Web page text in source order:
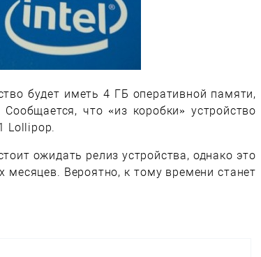
будет иметь 4 ГБ оперативной памяти,
что «из коробки» устройство
Lollipop.
ожидать релиз устройства, однако это
Вероятно, к тому времени станет